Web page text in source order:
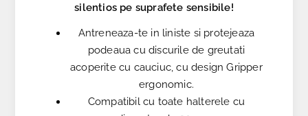
silentios pe suprafete sensibile!
Antreneaza-te in liniste si protejeaza
podeaua cu discurile de greutati
acoperite cu cauciuc, cu design Gripper
ergonomic.
Compatibil cu toate halterele cu